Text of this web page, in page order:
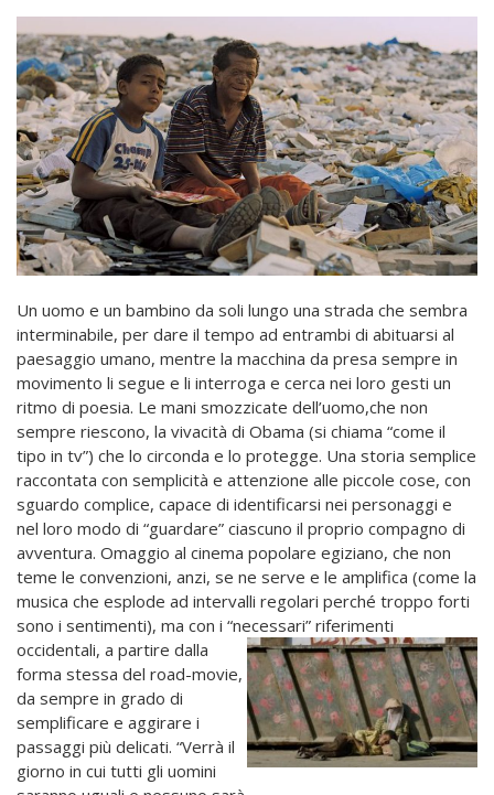
Un uomo e un bambino da soli lungo una strada che sembra
interminabile, per dare il tempo ad entrambi di abituarsi al
paesaggio umano, mentre la macchina da presa sempre in
movimento li segue e li interroga e cerca nei loro gesti un
ritmo di poesia. Le mani smozzicate dell’uomo,che non
sempre riescono, la vivacità di Obama (si chiama “come il
tipo in tv”) che lo circonda e lo protegge. Una storia semplice
raccontata con semplicità e attenzione alle piccole cose, con
sguardo complice, capace di identificarsi nei personaggi e
nel loro modo di “guardare” ciascuno il proprio compagno di
avventura. Omaggio al cinema popolare egiziano, che non
teme le convenzioni, anzi, se ne serve e le amplifica (come la
musica che esplode ad intervalli regolari perché troppo forti
sono i sentimenti), ma con i “necessari” riferimenti
occidentali, a partire dalla
forma stessa del road-movie,
da sempre in grado di
semplificare e aggirare i
passaggi più delicati. “Verrà il
giorno in cui tutti gli uomini